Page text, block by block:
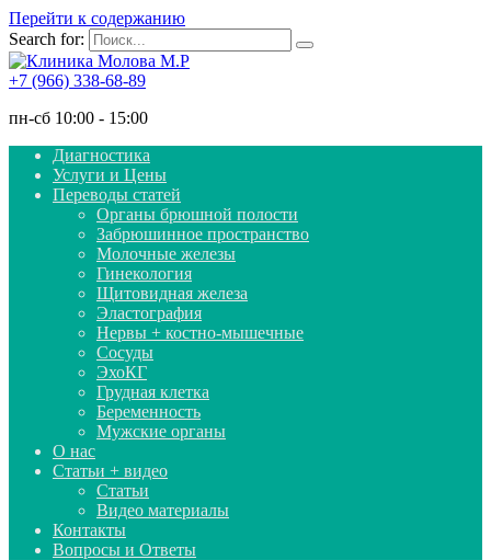
Перейти к содержанию
Search for:
+7 (966) 338-68-89
пн-сб 10:00 - 15:00
Диагностика
Услуги и Цены
Переводы статей
Органы брюшной полости
Забрюшинное пространство
Молочные железы
Гинекология
Щитовидная железа
Эластография
Нервы + костно-мышечные
Сосуды
ЭхоКГ
Грудная клетка
Беременность
Мужские органы
О нас
Статьи + видео
Статьи
Видео материалы
Контакты
Вопросы и Ответы